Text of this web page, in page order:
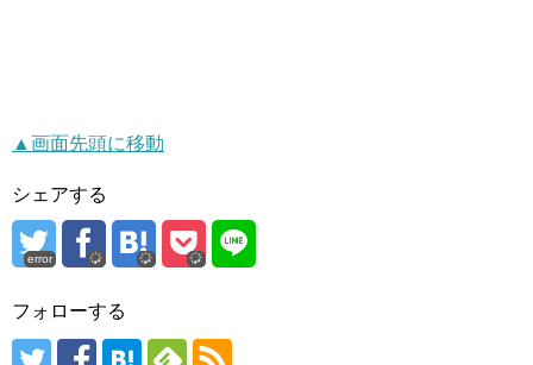
▲画面先頭に移動
シェアする
error
フォローする